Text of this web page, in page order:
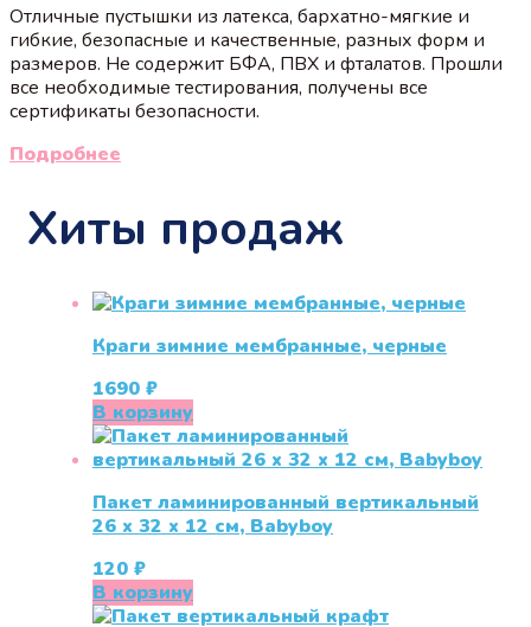
Отличные пустышки из латекса, бархатно-мягкие и
гибкие, безопасные и качественные, разных форм и
размеров. Не содержит БФА, ПВХ и фталатов. Прошли
все необходимые тестирования, получены все
сертификаты безопасности.
Подробнее
Хиты продаж
Краги зимние мембранные, черные
1690 ₽
В корзину
Пакет ламинированный вертикальный
26 x 32 x 12 см, Babyboy
120 ₽
В корзину